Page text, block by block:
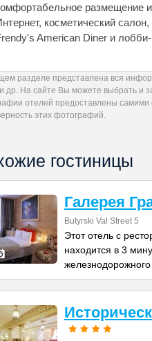
размещение
косметический
American Diner и
разделе представлена вся
др. На сайте Вы можете выбрать и
отелей предоставлены самими
этих фотографий.
гостиницы
Галерея
Butyrski Val Street 5
Этот отель с
находится в 3
железнодорожного